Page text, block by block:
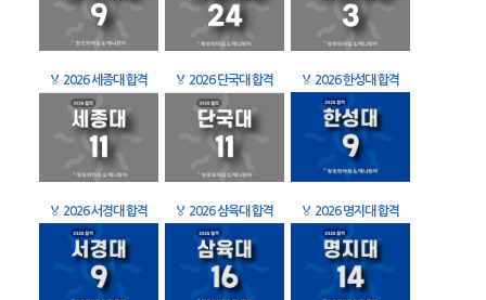
🏅 2026 세종대 합격 🏅 2026 단국대 합격 🏅 2026 한성대 합격
🏅 2026 서경대 합격 🏅 2026 삼육대 합격 🏅 2026 명지대 합격